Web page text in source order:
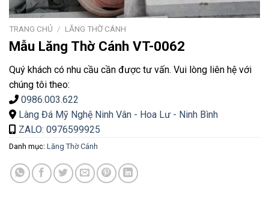
TRANG CHỦ / LĂNG THỜ CÁNH
Mẫu Lăng Thờ Cánh VT-0062
Quý khách có nhu cầu cần được tư vấn. Vui lòng liên hệ với
chúng tôi theo:
0986.003.622
Làng Đá Mỹ Nghệ Ninh Vân - Hoa Lư - Ninh Bình
ZALO: 0976599925
Danh mục: Lăng Thờ Cánh